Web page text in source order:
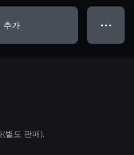
추가 ● ● ●
별도 판매).